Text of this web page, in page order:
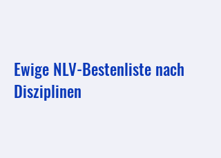
Ewige NLV-Bestenliste nach
Disziplinen